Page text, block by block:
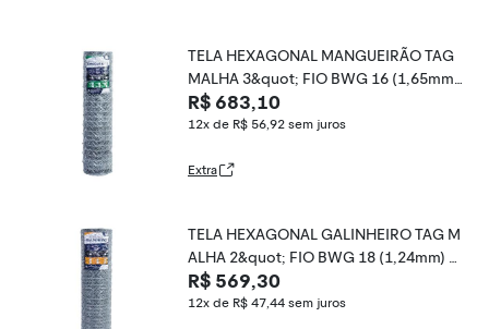
TELA HEXAGONAL MANGUEIRÃO TAG
MALHA 3&quot; FIO BWG 16 (1,65mm)
RL 50X1,2m
R$ 683,10
12x de R$ 56,92 sem juros
Extra
TELA HEXAGONAL GALINHEIRO TAG M
ALHA 2&quot; FIO BWG 18 (1,24mm) R
L 50X1,0m
R$ 569,30
12x de R$ 47,44 sem juros